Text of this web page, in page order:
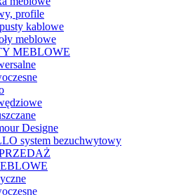
profile
kablowe
meblowe
MEBLOWE
Designe
system bezuchwytowy